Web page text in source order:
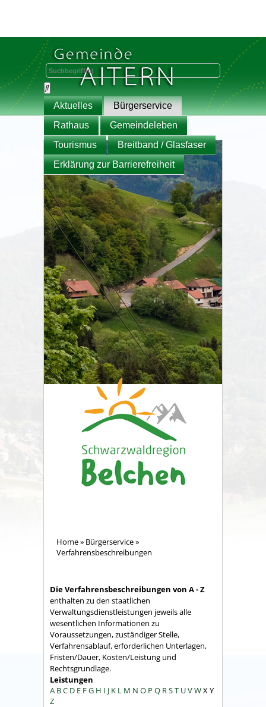
Aktuelles
Bürgerservice
Rathaus
Gemeindeleben
Tourismus
Breitband / Glasfaser
Erklärung zur Barrierefreiheit
Home» Bürgerservice»
Verfahrensbeschreibungen
Die Verfahrensbeschreibungen von A - Z
enthalten zu den staatlichen
Verwaltungsdienstleistungen jeweils alle
wesentlichen Informationen zu
Voraussetzungen, zuständiger Stelle,
Verfahrensablauf, erforderlichen Unterlagen,
Fristen/Dauer, Kosten/Leistung und
Rechtsgrundlage.
Leistungen
A BC D E FG H I J K L M N O P Q RST UVWX Y
Z